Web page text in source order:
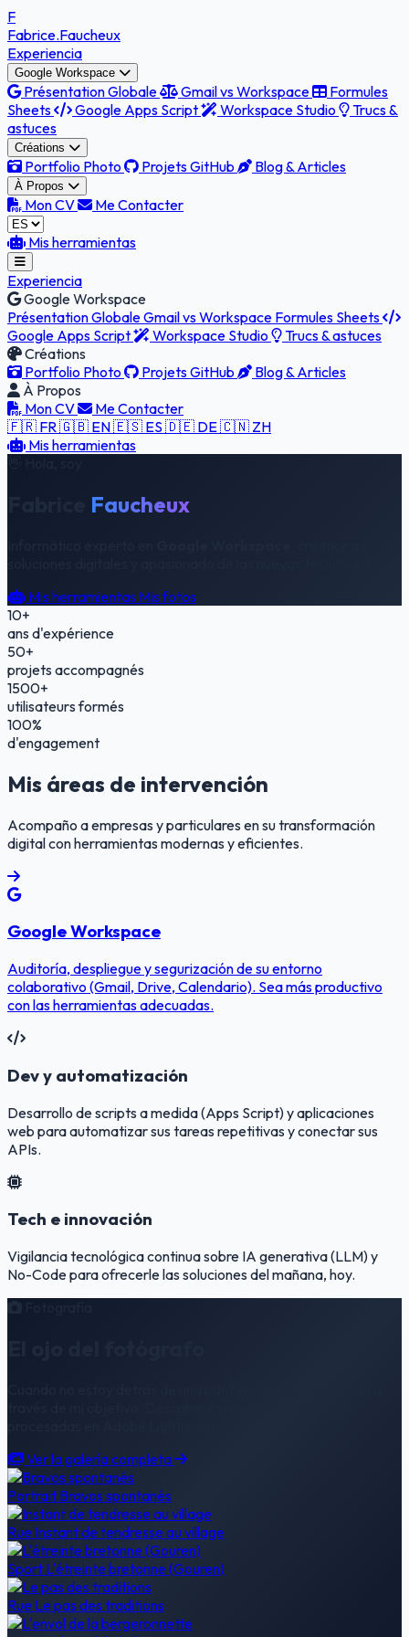
F
Fabrice.Faucheux
Experiencia
Google Workspace
Présentation Globale Gmail vs Workspace
Formules
Sheets
Google Apps Script Workspace Studio
Trucs &
astuces
Créations
Portfolio Photo Projets GitHub Blog & Articles
À Propos
Mon CV Me Contacter
Mis herramientas
Experiencia
Google Workspace
Présentation GlobaleGmail vs Workspace Formules Sheets
Google Apps Script
Workspace Studio
Trucs & astuces
Créations
Portfolio Photo
Projets GitHub
Blog & Articles
À Propos
Mon CV
Me Contacter
🇫🇷 FR🇬🇧 EN🇪🇸 ES 🇩🇪 DE🇨🇳 ZH
Mis herramientas
Faucheux
Mis herramientas Mis fotos
10+
ans d'expérience
50+
projets accompagnés
1500+
utilisateurs formés
100%
d'engagement
Mis áreas de intervención
Acompaño a empresas y particulares en su transformación
digital con herramientas modernas y eficientes.
Google Workspace
Auditoría, despliegue y segurización de su entorno
colaborativo (Gmail, Drive, Calendario). Sea más productivo
con las herramientas adecuadas.
Dev y automatización
Desarrollo de scripts a medida (Apps Script) y aplicaciones
web para automatizar sus tareas repetitivas y conectar sus
APIs.
Tech e innovación
Vigilancia tecnológica continua sobre IA generativa (LLM) y
No-Code para ofrecerle las soluciones del mañana, hoy.
Ver la galería completa
Portrait Bravos spontanés
Rue Instant de tendresse au village
Sport L'étreinte bretonne (Gouren)
Rue Le pas des traditions